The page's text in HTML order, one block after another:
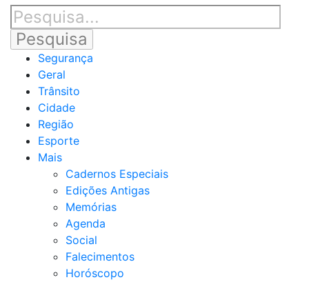
Segurança
Geral
Trânsito
Cidade
Região
Esporte
Mais
Cadernos Especiais
Edições Antigas
Memórias
Agenda
Social
Falecimentos
Horóscopo